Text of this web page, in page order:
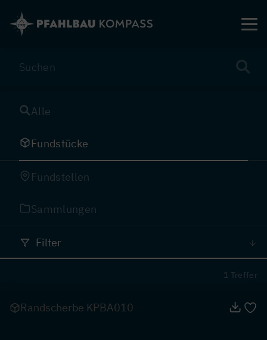
zum
Inhalt
Alle
Fundstücke
Fundstellen
Sammlungen
Filter
1 Treffer
Randscherbe KPBA010